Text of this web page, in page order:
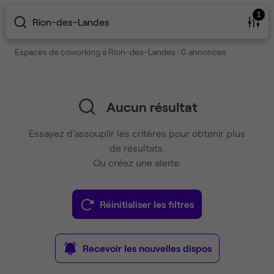
Rion-des-Landes
1
Espaces de coworking à Rion-des-Landes : 0 annonces
Aucun résultat
Essayez d’assouplir les critères pour obtenir plus
de résultats.
Ou créez une alerte.
Réinitialiser les filtres
Recevoir les nouvelles dispos